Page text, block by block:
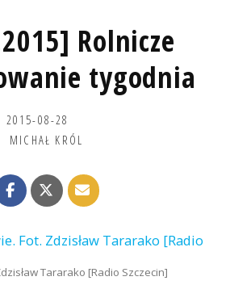
Rolnicze
tygodnia
2015-08-28
MICHAŁ KRÓL
Tararako [Radio Szczecin]